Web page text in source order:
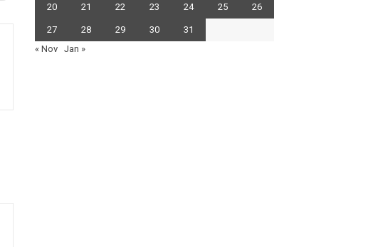
20 21 22 23 24 25 26
27 28 29 30
31
« Nov
Jan »